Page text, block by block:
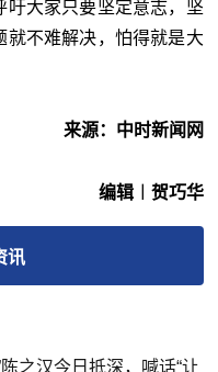
吁大家只要坚定意志，坚
就不难解决，怕得就是大
来源：中时新闻网
编辑︱贺巧华
讯
之汉今日抵深，喊话“让